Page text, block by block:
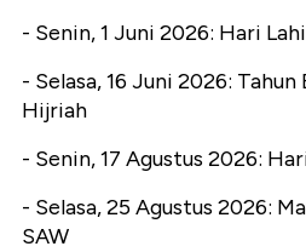
- Senin, 1 Juni 2026: Hari
- Selasa, 16 Juni 2026:
Hijriah
- Senin, 17 Agustus 2026:
- Selasa, 25 Agustus 2026:
SAW